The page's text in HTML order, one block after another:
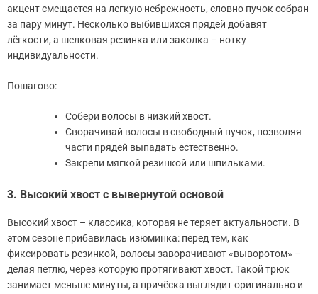
акцент смещается на легкую небрежность, словно пучок собран
за пару минут. Несколько выбившихся прядей добавят
лёгкости, а шелковая резинка или заколка – нотку
индивидуальности.
Пошагово:
Собери волосы в низкий хвост.
Сворачивай волосы в свободный пучок, позволяя
части прядей выпадать естественно.
Закрепи мягкой резинкой или шпильками.
3. Высокий хвост с вывернутой основой
Высокий хвост – классика, которая не теряет актуальности. В
этом сезоне прибавилась изюминка: перед тем, как
фиксировать резинкой, волосы заворачивают «выворотом» –
делая петлю, через которую протягивают хвост. Такой трюк
занимает меньше минуты, а причёска выглядит оригинально и